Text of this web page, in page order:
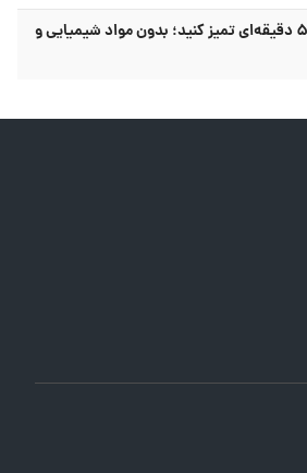
مایکروویو را با این ترفند ۵ دقیقه‌ای تمیز کنید؛ بدون مواد شیمیایی و